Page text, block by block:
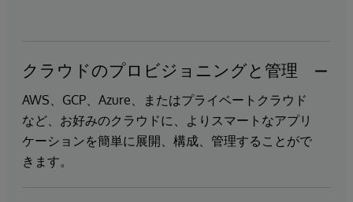
クラウドのプロビジョニングと管理
AWS、GCP、Azure、またはプライベートクラウド
など、お好みのクラウドに、よりスマートなアプリ
ケーションを簡単に展開、構成、管理することがで
きます。